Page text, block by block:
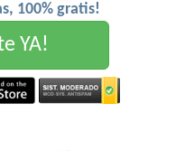
100% gratis!
YA!